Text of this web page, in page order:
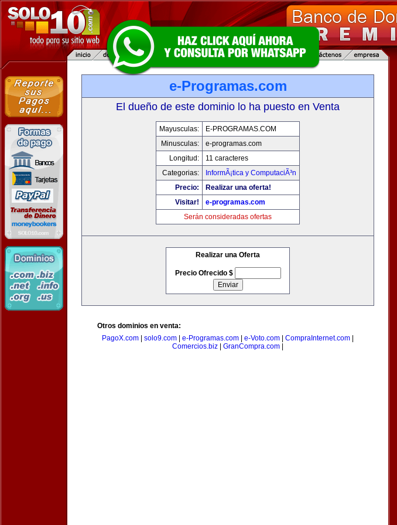
e-Programas.com
El dueño de este dominio lo ha puesto en Venta
Mayusculas:
E-PROGRAMAS.COM
Minusculas:
e-programas.com
Longitud:
11 caracteres
Categorias:
InformÃ¡tica y ComputaciÃ³n
Precio:
Realizar una oferta!
Visitar!
e-programas.com
Serán consideradas ofertas
Realizar una Oferta
Precio Ofrecido $
Otros dominios en venta:
PagoX.com
solo9.com e-Programas.com e-Voto.com CompraInternet.com
Comercios.biz
GranCompra.com